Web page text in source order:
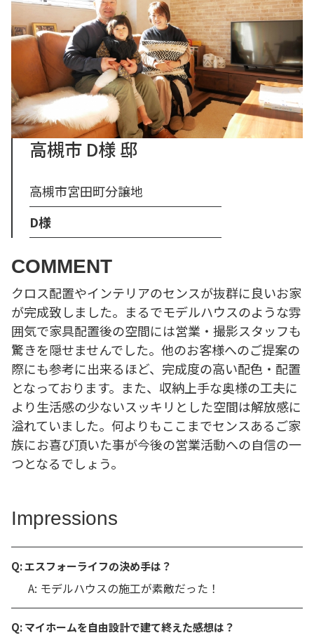
高槻市 D様 邸
高槻市宮田町分譲地
D様
COMMENT
クロス配置やインテリアのセンスが抜群に良いお家
が完成致しました。まるでモデルハウスのような雰
囲気で家具配置後の空間には営業・撮影スタッフも
驚きを隠せませんでした。他のお客様へのご提案の
際にも参考に出来るほど、完成度の高い配色・配置
となっております。また、収納上手な奥様の工夫に
より生活感の少ないスッキリとした空間は解放感に
溢れていました。何よりもここまでセンスあるご家
族にお喜び頂いた事が今後の営業活動への自信の一
つとなるでしょう。
Impressions
Q: エスフォーライフの決め手は？
A: モデルハウスの施工が素敵だった！
Q: マイホームを自由設計で建て終えた感想は？